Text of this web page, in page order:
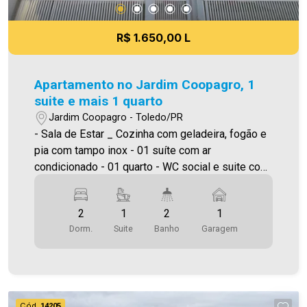
R$ 1.650,00 L
Apartamento no Jardim Coopagro, 1
suite e mais 1 quarto
Jardim Coopagro - Toledo/PR
- Sala de Estar _ Cozinha com geladeira, fogão e
pia com tampo inox - 01 suíte com ar
condicionado - 01 quarto - WC social e suite com
e prateleiras - 01 vaga de garagem coberta. Área
privativa 57,48m² Será cobrado FCI (Fundo de
Conservação do Imóvel), equivalente a 6% do
carteiras de imóveis administrados da cidade,
2
Dorm.
1
Suite
2
Banho
1
Garagem